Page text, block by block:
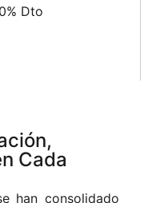
Dto
Cada
han consolidado